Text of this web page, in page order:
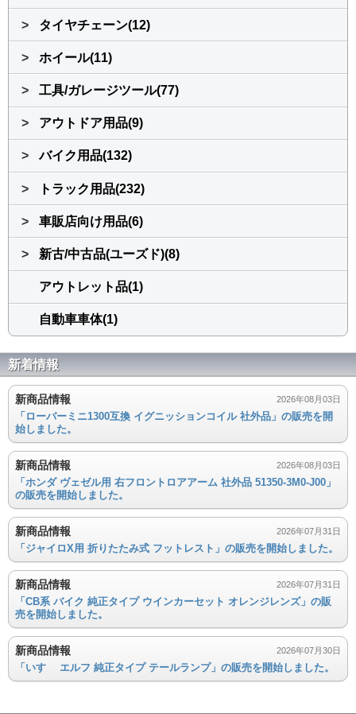
> タイヤチェーン(12)
> ホイール(11)
> 工具/ガレージツール(77)
> アウトドア用品(9)
> バイク用品(132)
> トラック用品(232)
> 車販店向け用品(6)
> 新古/中古品(ユーズド)(8)
アウトレット品(1)
自動車車体(1)
新着情報
新商品情報 2026年08月03日
「ローバーミニ1300互換 イグニッションコイル 社外品」の販売を開
始しました。
新商品情報 2026年08月03日
「ホンダ ヴェゼル用 右フロントロアアーム 社外品 51350-3M0-J00」
の販売を開始しました。
新商品情報 2026年07月31日
「ジャイロX用 折りたたみ式 フットレスト」の販売を開始しました。
新商品情報 2026年07月31日
「CB系 バイク 純正タイプ ウインカーセット オレンジレンズ」の販
売を開始しました。
新商品情報 2026年07月30日
「いすゞ エルフ 純正タイプ テールランプ」の販売を開始しました。